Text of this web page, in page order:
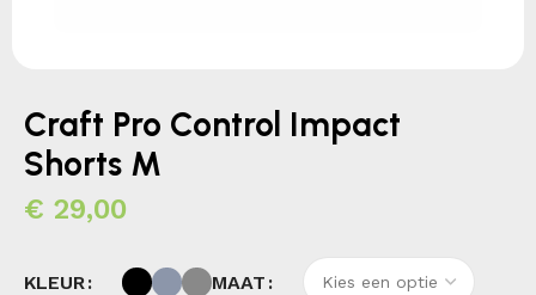
Craft Pro Control Impact
Shorts M
€ 29,00
KLEUR MAAT